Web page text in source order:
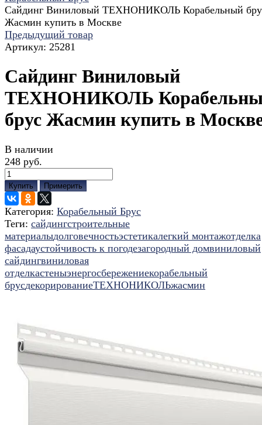
Сайдинг Виниловый ТЕХНОНИКОЛЬ Корабельный
Жасмин купить в Москве
Предыдущий товар
Артикул: 25281
Сайдинг Виниловый
ТЕХНОНИКОЛЬ
брус Жасмин купить в
В наличии
248 руб.
Купить Примерить
Категория: Корабельный Брус
Теги: сайдингстроительные
материалыдолговечностьэстетикалегкий монтажотделка
фасадаустойчивость к погодезагородный домвиниловый
сайдингвиниловая
отделкастеныэнергосбережениекорабельный
брусдекорированиеТЕХНОНИКОЛЬжасмин